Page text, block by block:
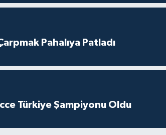
Pahalıya Patladı
Türkiye Şampiyonu Oldu